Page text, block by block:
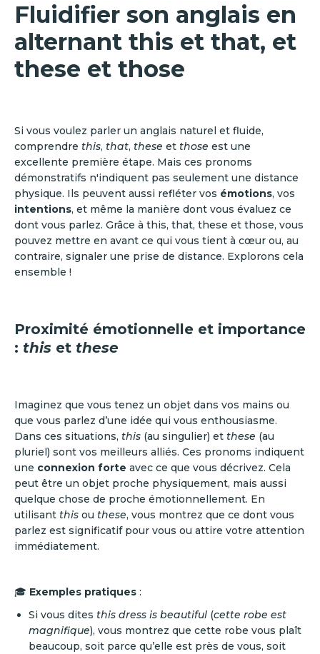
Fluidifier son anglais en
alternant this et that, et
these et those
Si vous voulez parler un anglais naturel et fluide,
comprendre this, that, these et those est une
excellente première étape. Mais ces pronoms
démonstratifs n'indiquent pas seulement une distance
physique. Ils peuvent aussi refléter vos émotions, vos
intentions, et même la manière dont vous évaluez ce
dont vous parlez. Grâce à this, that, these et those, vous
pouvez mettre en avant ce qui vous tient à cœur ou, au
contraire, signaler une prise de distance. Explorons cela
ensemble !
Proximité émotionnelle et importance
: this et these
Imaginez que vous tenez un objet dans vos mains ou
que vous parlez d’une idée qui vous enthousiasme.
Dans ces situations, this (au singulier) et these (au
pluriel) sont vos meilleurs alliés. Ces pronoms indiquent
une connexion forte avec ce que vous décrivez. Cela
peut être un objet proche physiquement, mais aussi
quelque chose de proche émotionnellement. En
utilisant this ou these, vous montrez que ce dont vous
parlez est significatif pour vous ou attire votre attention
immédiatement.
🎓 Exemples pratiques :
Si vous dites this dress is beautiful (cette robe est
magnifique), vous montrez que cette robe vous plaît
beaucoup, soit parce qu’elle est près de vous, soit